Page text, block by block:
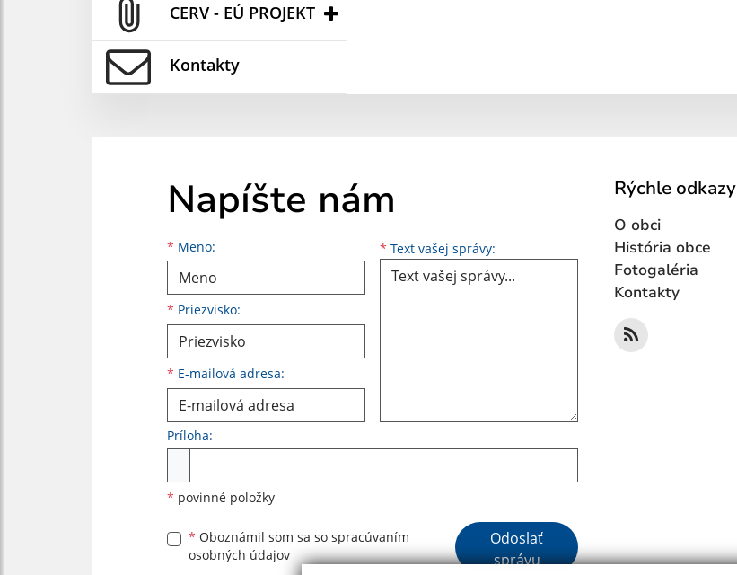
CERV - EÚ PROJEKT
Kontakty
Napíšte nám
* Meno:
Meno
* Priezvisko:
Priezvisko
* E-mailová adresa:
E-mailová adresa * Text vašej správy: Text vašej správy...
Príloha:
* povinné položky
* Oboznámil som sa so spracúvaním
osobných údajov
Google reCaptcha Response
Odoslať
správu
Rýchle odkazy
O obci
História obce
Fotogaléria
Kontakty